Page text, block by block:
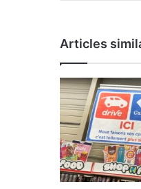
Articles